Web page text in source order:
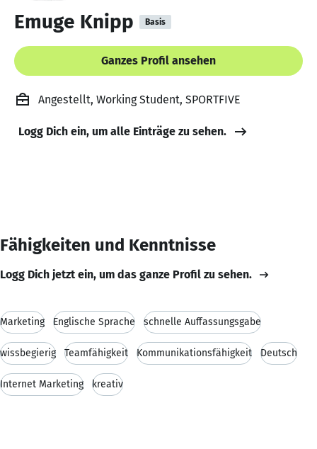
Emuge Knipp Basis
Ganzes Profil ansehen
Angestellt, Working Student, SPORTFIVE
Logg Dich ein, um alle Einträge zu sehen.
Fähigkeiten und Kenntnisse
Logg Dich jetzt ein, um das ganze Profil zu sehen.
Marketing Englische Sprache schnelle Auffassungsgabe
wissbegierig Teamfähigkeit Kommunikationsfähigkeit Deutsch
Internet Marketing kreativ